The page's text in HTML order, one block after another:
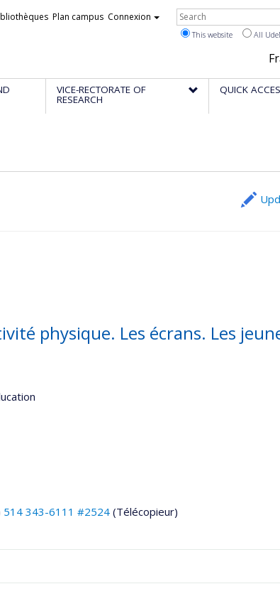
de
la
Plan campus Connexion Rechercher
This website All
VICE-RECTORATE OF
RESEARCH
QUICK
physique. Les écrans. Les
514 343-6111 #2524 (Télécopieur)